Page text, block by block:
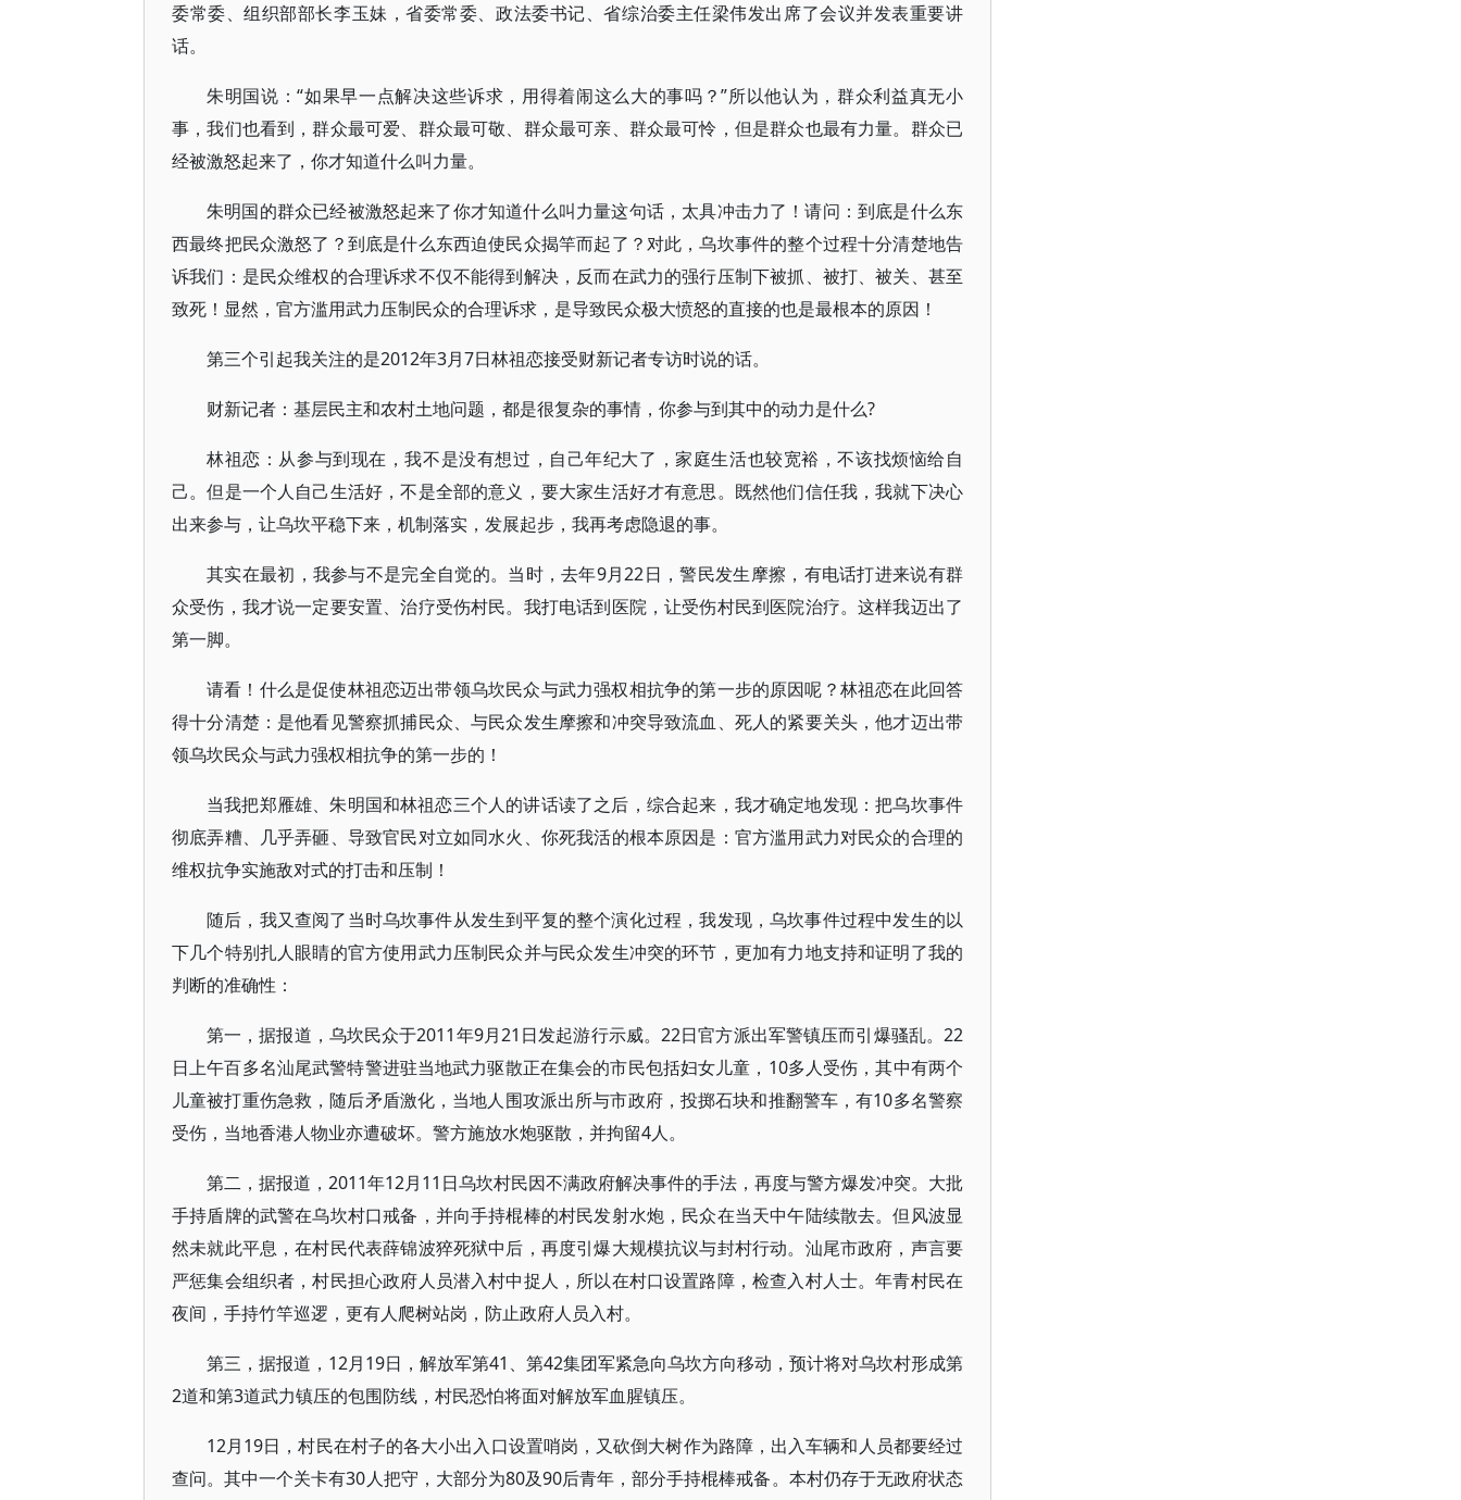
委常委、组织部部长李玉妹，省委常委、政法委书记、省综治委主任梁伟发出席了会议并发表重要讲
话。
朱明国说：“如果早一点解决这些诉求，用得着闹这么大的事吗？”所以他认为，群众利益真无小
事，我们也看到，群众最可爱、群众最可敬、群众最可亲、群众最可怜，但是群众也最有力量。群众已
经被激怒起来了，你才知道什么叫力量。
朱明国的群众已经被激怒起来了你才知道什么叫力量这句话，太具冲击力了！请问：到底是什么东
西最终把民众激怒了？到底是什么东西迫使民众揭竿而起了？对此，乌坎事件的整个过程十分清楚地告
诉我们：是民众维权的合理诉求不仅不能得到解决，反而在武力的强行压制下被抓、被打、被关、甚至
致死！显然，官方滥用武力压制民众的合理诉求，是导致民众极大愤怒的直接的也是最根本的原因！
第三个引起我关注的是2012年3月7日林祖恋接受财新记者专访时说的话。
财新记者：基层民主和农村土地问题，都是很复杂的事情，你参与到其中的动力是什么?
林祖恋：从参与到现在，我不是没有想过，自己年纪大了，家庭生活也较宽裕，不该找烦恼给自
己。但是一个人自己生活好，不是全部的意义，要大家生活好才有意思。既然他们信任我，我就下决心
出来参与，让乌坎平稳下来，机制落实，发展起步，我再考虑隐退的事。
其实在最初，我参与不是完全自觉的。当时，去年9月22日，警民发生摩擦，有电话打进来说有群
众受伤，我才说一定要安置、治疗受伤村民。我打电话到医院，让受伤村民到医院治疗。这样我迈出了
第一脚。
请看！什么是促使林祖恋迈出带领乌坎民众与武力强权相抗争的第一步的原因呢？林祖恋在此回答
得十分清楚：是他看见警察抓捕民众、与民众发生摩擦和冲突导致流血、死人的紧要关头，他才迈出带
领乌坎民众与武力强权相抗争的第一步的！
当我把郑雁雄、朱明国和林祖恋三个人的讲话读了之后，综合起来，我才确定地发现：把乌坎事件
彻底弄糟、几乎弄砸、导致官民对立如同水火、你死我活的根本原因是：官方滥用武力对民众的合理的
维权抗争实施敌对式的打击和压制！
随后，我又查阅了当时乌坎事件从发生到平复的整个演化过程，我发现，乌坎事件过程中发生的以
下几个特别扎人眼睛的官方使用武力压制民众并与民众发生冲突的环节，更加有力地支持和证明了我的
判断的准确性：
第一，据报道，乌坎民众于2011年9月21日发起游行示威。22日官方派出军警镇压而引爆骚乱。22
日上午百多名汕尾武警特警进驻当地武力驱散正在集会的市民包括妇女儿童，10多人受伤，其中有两个
儿童被打重伤急救，随后矛盾激化，当地人围攻派出所与市政府，投掷石块和推翻警车，有10多名警察
受伤，当地香港人物业亦遭破坏。警方施放水炮驱散，并拘留4人。
第二，据报道，2011年12月11日乌坎村民因不满政府解决事件的手法，再度与警方爆发冲突。大批
手持盾牌的武警在乌坎村口戒备，并向手持棍棒的村民发射水炮，民众在当天中午陆续散去。但风波显
然未就此平息，在村民代表薛锦波猝死狱中后，再度引爆大规模抗议与封村行动。汕尾市政府，声言要
严惩集会组织者，村民担心政府人员潜入村中捉人，所以在村口设置路障，检查入村人士。年青村民在
夜间，手持竹竿巡逻，更有人爬树站岗，防止政府人员入村。
第三，据报道，12月19日，解放军第41、第42集团军紧急向乌坎方向移动，预计将对乌坎村形成第
2道和第3道武力镇压的包围防线，村民恐怕将面对解放军血腥镇压。
12月19日，村民在村子的各大小出入口设置哨岗，又砍倒大树作为路障，出入车辆和人员都要经过
查问。其中一个关卡有30人把守，大部分为80及90后青年，部分手持棍棒戒备。本村仍存于无政府状态